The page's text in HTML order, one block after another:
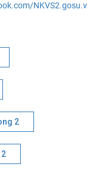
NKVS2.gosu.vn/
2